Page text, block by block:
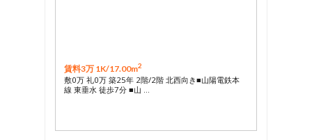
賃料3万 1K/17.00m2
敷0万 礼0万 築25年 2階/2階 北西向き■山陽電鉄本
線 東垂水 徒歩7分 ■山 …